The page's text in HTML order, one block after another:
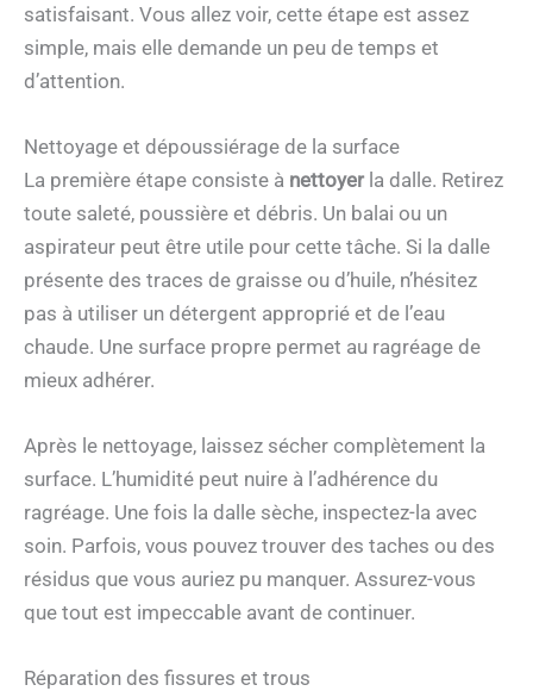
satisfaisant. Vous allez voir, cette étape est assez
simple, mais elle demande un peu de temps et
d’attention.
Nettoyage et dépoussiérage de la surface
La première étape consiste à nettoyerla dalle. Retirez
toute saleté, poussière et débris. Un balai ou un
aspirateur peut être utile pour cette tâche. Si la dalle
présente des traces de graisse ou d’huile, n’hésitez
pas à utiliser un détergent approprié et de l’eau
chaude. Une surface propre permet au ragréage de
mieux adhérer.
Après le nettoyage, laissez sécher complètement la
surface. L’humidité peut nuire à l’adhérence du
ragréage. Une fois la dalle sèche, inspectez-la avec
soin. Parfois, vous pouvez trouver des taches ou des
résidus que vous auriez pu manquer. Assurez-vous
que tout est impeccable avant de continuer.
Réparation des fissures et trous